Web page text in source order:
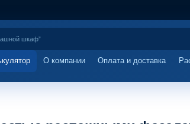
О компании Оплата и доставка